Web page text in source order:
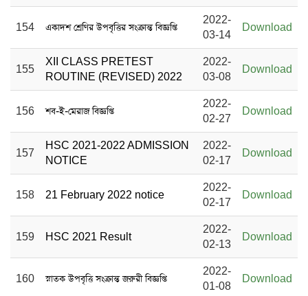
154 একাদশ শ্রেণির উপবৃত্তির সংক্রান্ত বিজ্ঞপ্তি
2022-
03-14
Download
155
XII CLASS PRETEST
ROUTINE (REVISED) 2022
2022-
03-08
Download
156 শব-ই-মেরাজ বিজ্ঞপ্তি
2022-
02-27
Download
157
HSC 2021-2022 ADMISSION
NOTICE
2022-
02-17
Download
158 21 February 2022 notice
2022-
02-17
Download
159 HSC 2021 Result
2022-
02-13
Download
160 স্নাতক উপবৃত্তি সংক্রান্ত জরুরী বিজ্ঞপ্তি
2022-
01-08
Download